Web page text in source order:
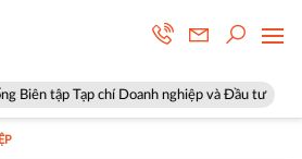
chí Doanh nghiệp và Đầu tư Hà Nội: